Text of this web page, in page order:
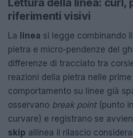
riferimenti visivi
La linea si legge combinando il
pietra e micro-pendenze del
differenze di tracciato tra
reazioni della pietra nelle
comportamento su linee già
osservano break point(punto
curvare) e registrano se
skip allinea il rilascio